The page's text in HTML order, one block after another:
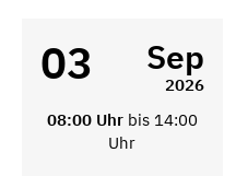
03 Sep
2026
08:00 Uhr bis 14:00
Uhr